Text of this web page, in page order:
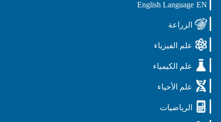
EN
English Language
الزراعة
علم الفيزياء
علم الكيمياء
علم الأحياء
الرياضيات